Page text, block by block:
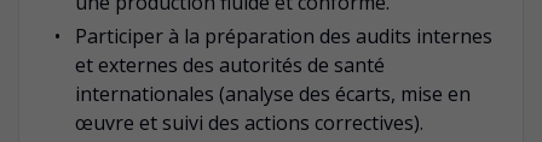
Participer à la préparation des audits internes
et externes des autorités de santé
internationales (analyse des écarts, mise en
œuvre et suivi des actions correctives).